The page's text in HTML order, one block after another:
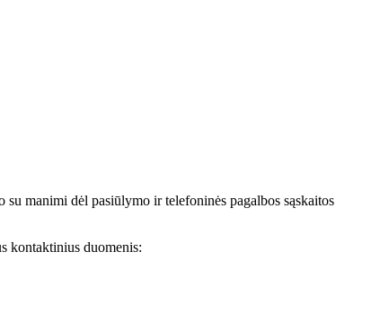
manimi dėl pasiūlymo ir telefoninės pagalbos sąskaitos
kontaktinius duomenis: